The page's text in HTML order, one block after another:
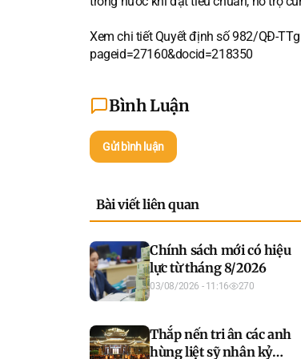
Xem chi tiết Quyết định số 982/QĐ-
pageid=27160&docid=218350
Bình Luận
Gửi bình luận
Bài viết liên quan
Chính sách mới có hiệu
lực từ tháng 8/2026
03/08/2026 - 11:16 270
Thắp nến tri ân các anh
hùng liệt sỹ nhân kỷ